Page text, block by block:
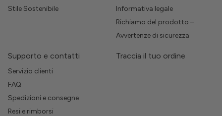
Stile Sostenibile
Informativa legale
Richiamo del prodotto –
Avvertenze di sicurezza
Supporto e contatti
Servizio clienti
FAQ
Spedizioni e consegne
Resi e rimborsi
Traccia il tuo ordine